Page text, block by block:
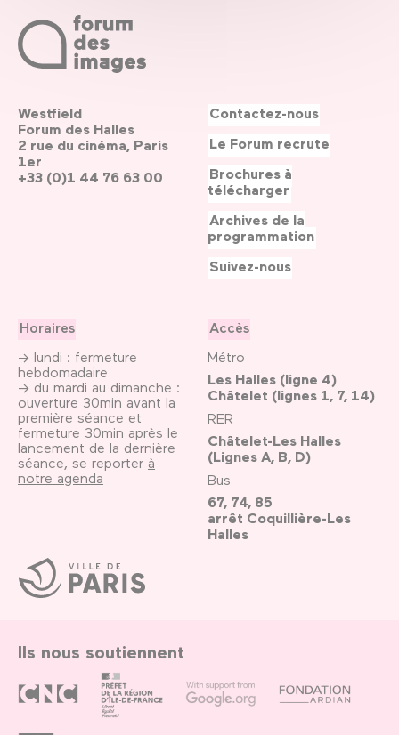
Ville
de
Paris
Westfield
Forum des Halles
2 rue du cinéma, Paris
1er
+33 (0)1 44 76 63 00
Horaires
→ lundi : fermeture
hebdomadaire
→ du mardi au dimanche :
ouverture 30min avant la
première séance et
fermeture 30min après le
lancement de la dernière
séance, se reporter à
notre agenda
Accès
Métro
Les Halles (ligne 4)
Châtelet (lignes 1, 7, 14)
RER
Châtelet-Les Halles
(Lignes A, B, D)
Bus
67, 74, 85
arrêt Coquillière-Les
Halles
Contactez-nous
Le Forum recrute
Brochures à
télécharger
Archives de la
programmation
Suivez-nous
Ils nous soutiennent